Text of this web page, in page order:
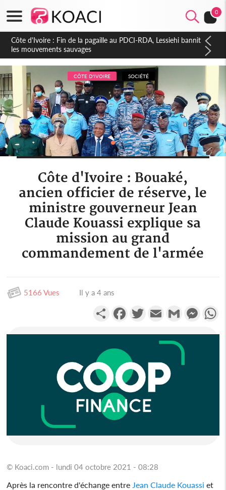
0
Côte d'Ivoire : Ouattara promet des sanctions contre les
déguerpissements illégaux
CÔTE D'IVOIRE SOCIÉTÉ
Côte d'Ivoire : Bouaké,
ancien officier de réserve, le
ministre gouverneur Jean
Claude Kouassi explique sa
mission au grand
commandement de l'armée
5166 Vues Il y a 4 ans
PartagerFacebookTwitterEmail Gmail
© Koaci.com - lundi 04 octobre 2021 - 08:28
Après la rencontre d'échange entre Jean Claude Kouassi et